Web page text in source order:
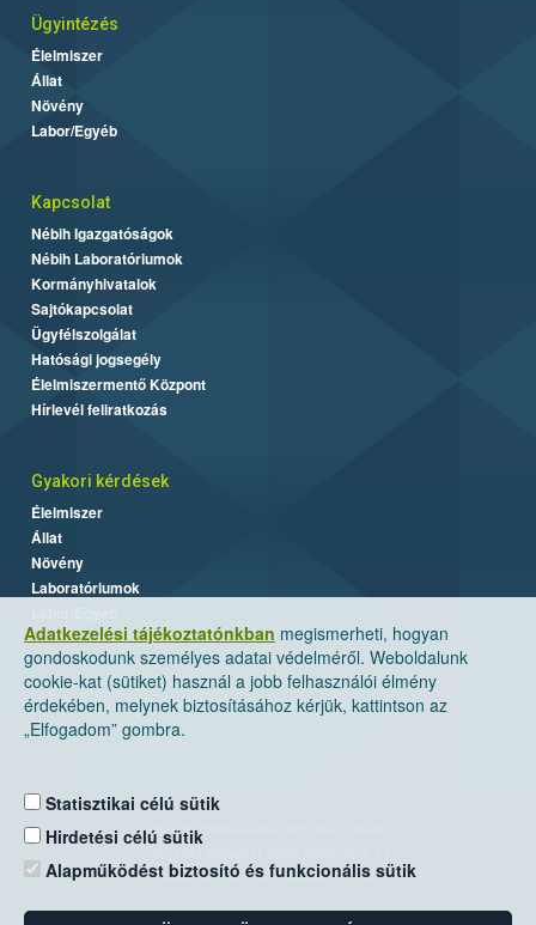
Adatkezelési tájékoztatónkban megismerheti, hogyan
gondoskodunk személyes adatai védelméről. Weboldalunk
cookie-kat (sütiket) használ a jobb felhasználói élmény
érdekében, melynek biztosításához kérjük, kattintson az
„Elfogadom” gombra.
Statisztikai célú sütik
Hirdetési célú sütik
Alapműködést biztosító és funkcionális sütik
Ügyintézés
Élelmiszer
Állat
Növény
Labor/Egyéb
Kapcsolat
Nébih Igazgatóságok
Nébih Laboratóriumok
Kormányhivatalok
Sajtókapcsolat
Ügyfélszolgálat
Hatósági jogsegély
Élelmiszermentő Központ
Hírlevél feliratkozás
Gyakori kérdések
Élelmiszer
Állat
Növény
Laboratóriumok
Nemzeti Élelmiszerlánc-biztonsági Hivatal
Levelezési cím: 1525 Budapest. Pf. 30.